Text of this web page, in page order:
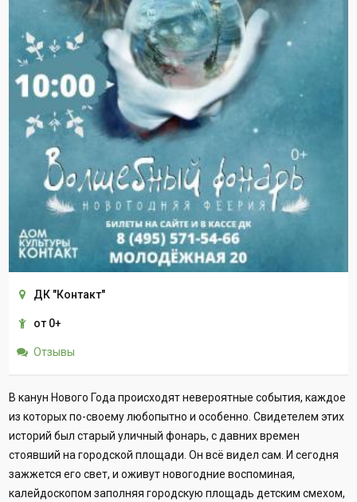
ДК "Контакт"
от 0+
Отзывы
В канун Нового Года происходят невероятные события, каждое
из которых по-своему любопытно и особенно. Свидетелем этих
историй был старый уличный фонарь, с давних времен
стоявший на городской площади. Он всё видел сам. И сегодня
зажжется его свет, и оживут новогодние воспоминая,
калейдоскопом заполняя городскую площадь детским смехом,